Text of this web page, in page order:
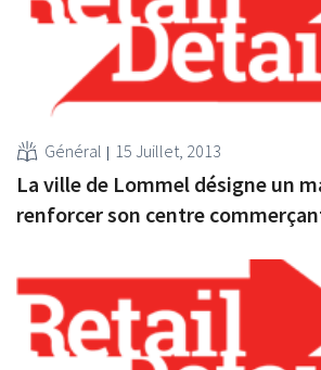
Général 15 Juillet, 2013
La ville de Lommel désigne un
renforcer son centre